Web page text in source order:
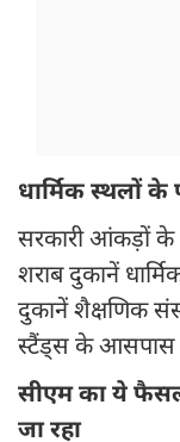
धार्मिक स्थलों के
सरकारी आंकड़ों के
शराब दुकानें
दुकानें शैक्षणिक
स्टैंड्स के आसपास
सीएम का ये
जा रहा